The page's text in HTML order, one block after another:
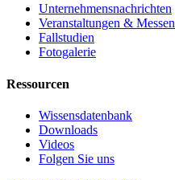
Unternehmensnachrichten
Veranstaltungen & Messen
Fallstudien
Fotogalerie
Ressourcen
Wissensdatenbank
Downloads
Videos
Folgen Sie uns